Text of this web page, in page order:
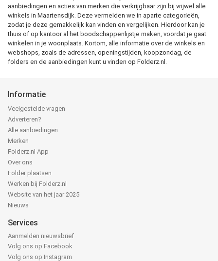
aanbiedingen en acties van merken die verkrijgbaar zijn bij vrijwel alle
winkels in Maartensdijk. Deze vermelden we in aparte categorieën,
zodat je deze gemakkelijk kan vinden en vergelijken. Hierdoor kan je
thuis of op kantoor al het boodschappenlijstje maken, voordat je gaat
winkelen in je woonplaats. Kortom, alle informatie over de winkels en
webshops, zoals de adressen, openingstijden, koopzondag, de
folders en de aanbiedingen kunt u vinden op Folderz.nl.
Informatie
Veelgestelde vragen
Adverteren?
Alle aanbiedingen
Merken
Folderz.nl App
Over ons
Folder plaatsen
Werken bij Folderz.nl
Website van het jaar 2025
Nieuws
Services
Aanmelden nieuwsbrief
Volg ons op Facebook
Volg ons op Instagram